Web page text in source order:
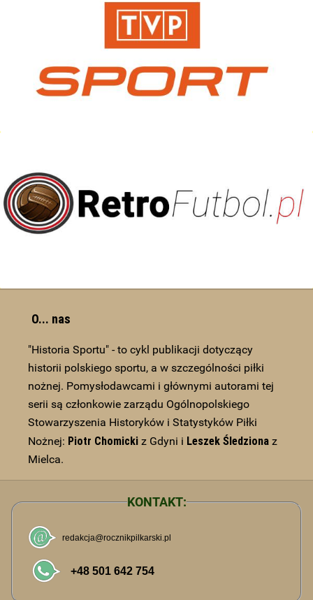
O... nas
"Historia Sportu" - to cykl publikacji dotyczący
historii polskiego sportu, a w szczególności piłki
nożnej. Pomysłodawcami i głównymi autorami tej
serii są członkowie zarządu Ogólnopolskiego
Stowarzyszenia Historyków i Statystyków Piłki
Nożnej: Piotr Chomicki z Gdyni i Leszek Śledziona z
Mielca.
KONTAKT: